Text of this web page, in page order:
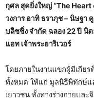
กุศล สุดยิ่งใหญ่ “The
วงการ อาทิ ธราภุช – นิษฐา
บลิชชิ่ง จำกัด ฉลอง 22 ปี นิ
แอท เจ้าพระยาริเวอร์
โดยภายในงานแขกผู้มีเกีย
ทั้งหมด ให้แก่ มูลนิธิพิทักษ์แ
เยาวชน ทั้งทางร่างกายแล